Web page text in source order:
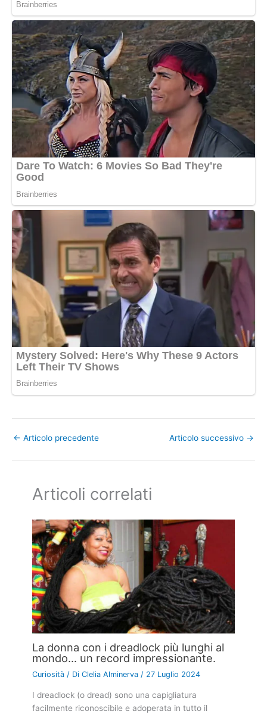
← Articolo precedente Articolo successivo →
Articoli correlati
La donna con i dreadlock più lunghi al
mondo… un record impressionante.
Curiosità / DiClelia Alminerva / 27 Luglio 2024
I dreadlock (o dread) sono una capigliatura
facilmente riconoscibile e adoperata in tutto il